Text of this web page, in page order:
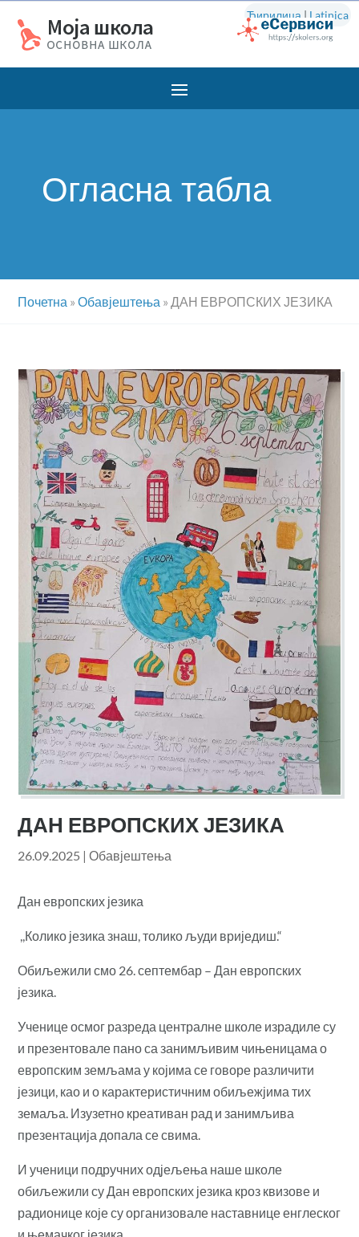
Ћирилица | Latinica
Огласна табла
Почетна »Обавјештења »ДАН ЕВРОПСКИХ ЈЕЗИКА
ДАН ЕВРОПСКИХ ЈЕЗИКА
26.09.2025 |Обавјештења
Дан европских језика
,,Колико језика знаш, толико људи вриједиш.“
Обиљежили смо 26. септембар – Дан европских
језика.
Ученице осмог разреда централне школе израдиле су
и презентовале пано са занимљивим чињеницама о
европским земљама у којима се говоре различити
језици, као и о карактеристичним обиљежјима тих
земаља. Изузетно креативан рад и занимљива
презентација допала се свима.
И ученици подручних одјељења наше школе
обиљежили су Дан европских језика кроз квизове и
радионице које су организовале наставнице енглеског